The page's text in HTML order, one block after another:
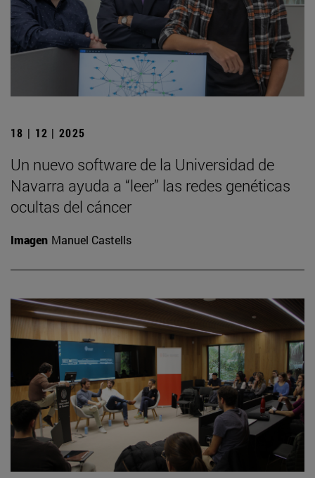
18 | 12 | 2025
Un nuevo software de la Universidad de
Navarra ayuda a “leer” las redes genéticas
ocultas del cáncer
Imagen Manuel Castells